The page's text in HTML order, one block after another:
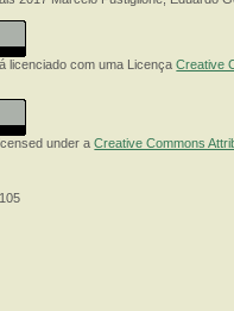
licenciado com uma LicençaCreative
under aCreative Commons